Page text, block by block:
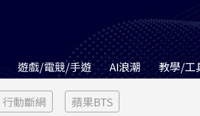
遊戲/電競/手遊 AI浪潮 教學/工
行動斷網 蘋果BTS